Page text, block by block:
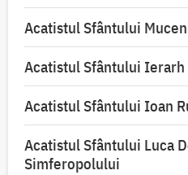
Acatistul Sfântului
Acatistul Sfântului Ierarh
Acatistul Sfântului Ioan
Acatistul Sfântului Luca
Simferopolului